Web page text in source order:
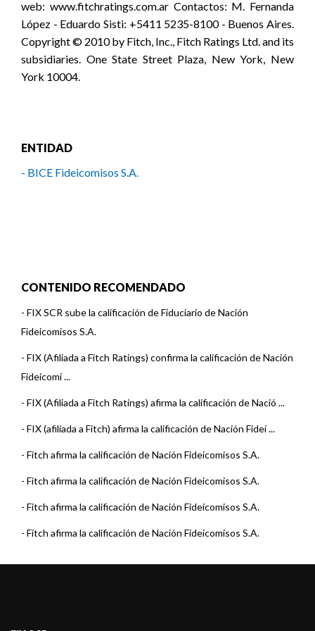
web: www.fitchratings.com.ar Contactos: M. Fernanda
López - Eduardo Sisti: +5411 5235-8100 - Buenos Aires.
Copyright © 2010 by Fitch, Inc., Fitch Ratings Ltd. and its
subsidiaries. One State Street Plaza, New York, New
York 10004.
ENTIDAD
- BICE Fideicomisos S.A.
CONTENIDO RECOMENDADO
- FIX SCR sube la calificación de Fiduciario de Nación
Fideicomisos S.A.
- FIX (Afiliada a Fitch Ratings) confirma la calificación de Nación
Fideicomi ...
- FIX (Afiliada a Fitch Ratings) afirma la calificación de Nació ...
- FIX (afiliada a Fitch) afirma la calificación de Nación Fidei ...
- Fitch afirma la calificación de Nación Fideicomisos S.A.
- Fitch afirma la calificación de Nación Fideicomisos S.A.
- Fitch afirma la calificación de Nación Fideicomisos S.A.
- Fitch afirma la calificación de Nación Fideicomisos S.A.